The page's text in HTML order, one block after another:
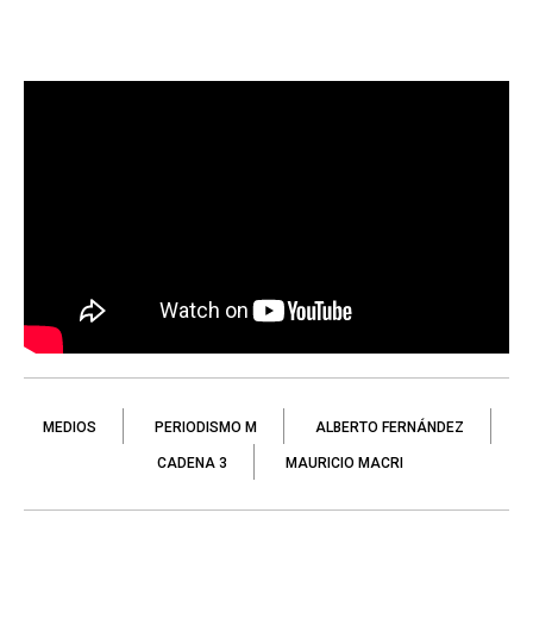
MEDIOS PERIODISMO M ALBERTO FERNÁNDEZ
CADENA 3 MAURICIO MACRI